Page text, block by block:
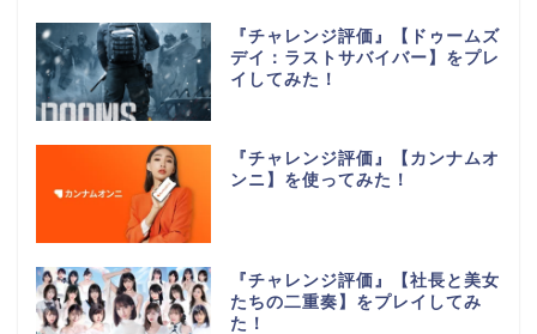
『チャレンジ評価』【ドゥームズ
デイ：ラストサバイバー】をプレ
イしてみた！
『チャレンジ評価』【カンナムオ
ンニ】を使ってみた！
『チャレンジ評価』【社長と美女
たちの二重奏】をプレイしてみ
た！